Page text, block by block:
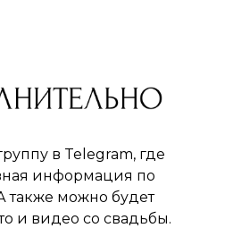
в Telegram, где
информация по
также можно будет
и видео со свадьбы.